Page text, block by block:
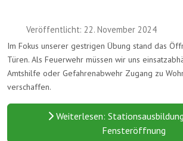
Veröffentlicht: 22. November 2024
Im Fokus unserer gestrigen Übung stand das
Türen. Als Feuerwehr müssen wir uns
Amtshilfe oder Gefahrenabwehr Zugang zu
verschaffen.
Weiterlesen:
Fensteröffnung